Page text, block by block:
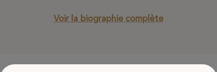
Voir la biographie complète